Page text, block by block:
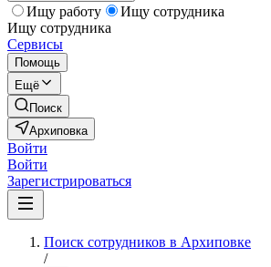
Ищу работу
Ищу сотрудника
Ищу сотрудника
Сервисы
Помощь
Ещё
Поиск
Архиповка
Войти
Войти
Зарегистрироваться
Поиск сотрудников в Архиповке
/